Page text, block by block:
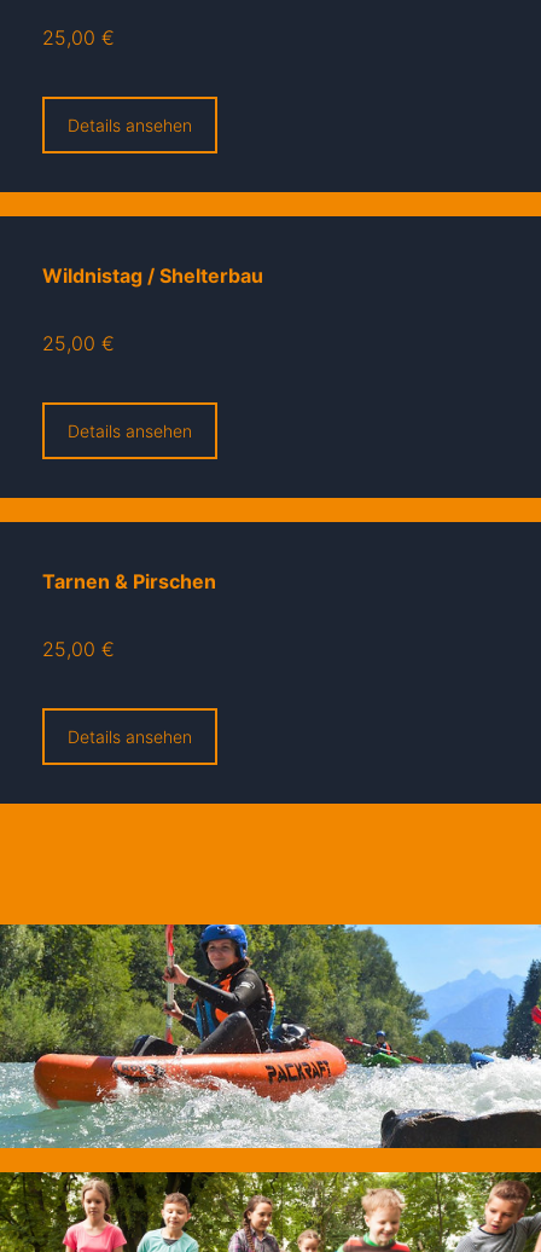
25,00 €
Details ansehen
Wildnistag / Shelterbau
25,00 €
Details ansehen
Tarnen & Pirschen
25,00 €
Details ansehen